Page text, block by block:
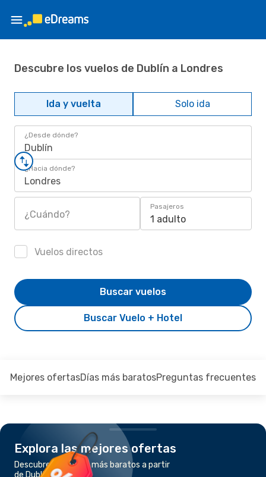
Descubre los vuelos de Dublín a Londres
Ida y vuelta Solo ida
¿Desde dónde?
Dublín
¿Hacia dónde?
Londres
¿Cuándo?
Pasajeros
1 adulto
Vuelos directos
Buscar Vuelo + Hotel
Buscar vuelos
Mejores ofertasDías más baratosPreguntas frecuentes
Explora las mejores ofertas
Descubre los vuelos más baratos a partir
de Dublín a Londres